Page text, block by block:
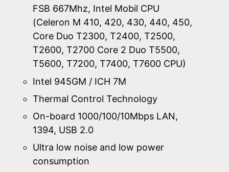
FSB 667Mhz, Intel Mobil CPU
(Celeron M 410, 420, 430, 440, 450,
Core Duo T2300, T2400, T2500,
T2600, T2700 Core 2 Duo T5500,
T5600, T7200, T7400, T7600 CPU)
Intel 945GM / ICH 7M
Thermal Control Technology
On-board 1000/100/10Mbps LAN,
1394, USB 2.0
Ultra low noise and low power
consumption